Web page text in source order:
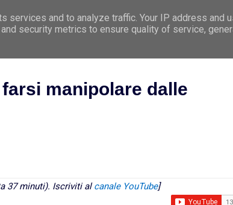
Argomenti Le 5 Leggi
manipolare dalle
37 minuti). Iscriviti alcanale YouTube]
and to analyze traffic. Your IP address and
security metrics to ensure quality of service,